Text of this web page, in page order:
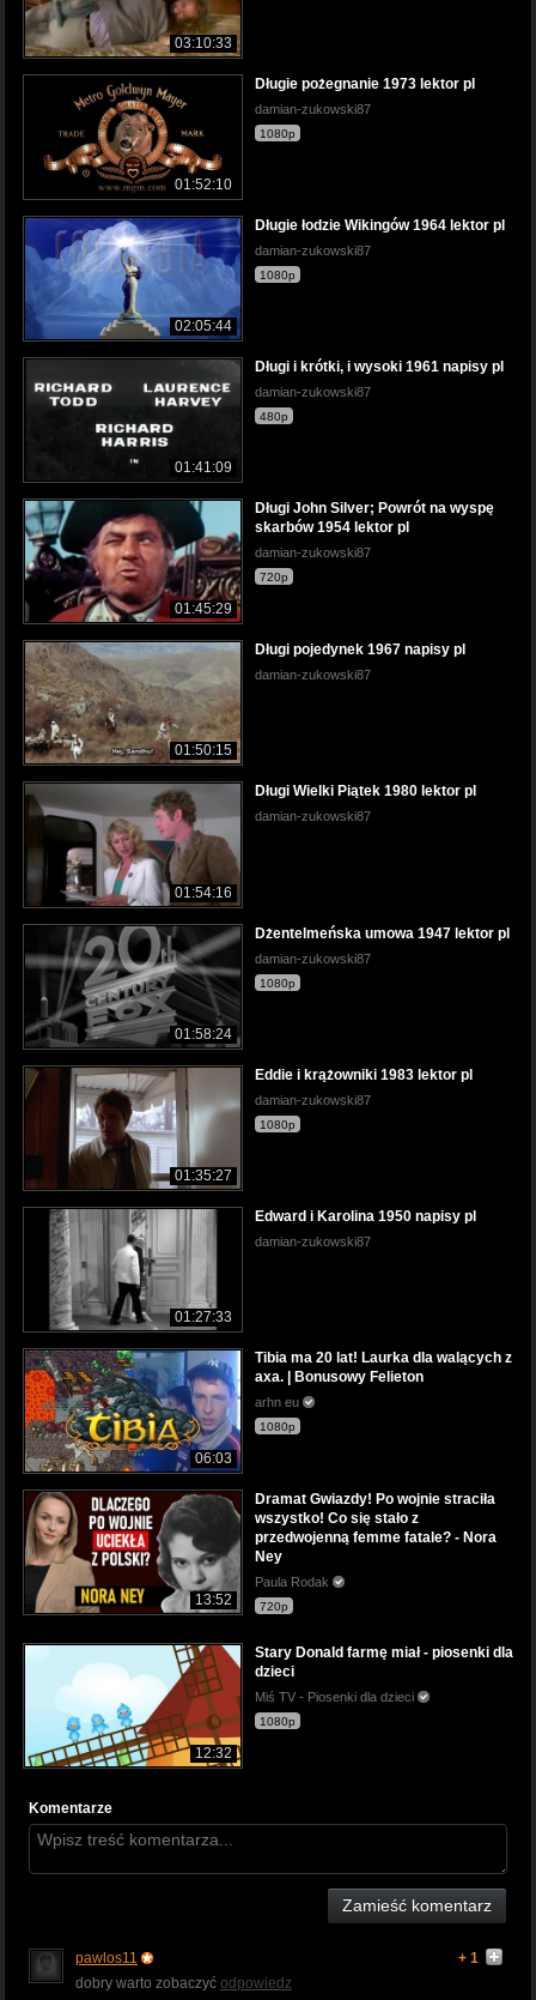
03:10:33
01:52:10
Długie pożegnanie 1973 lektor pl
damian-zukowski87
1080p
02:05:44
Długie łodzie Wikingów 1964 lektor pl
damian-zukowski87
1080p
01:41:09
Długi i krótki, i wysoki 1961 napisy pl
damian-zukowski87
480p
01:45:29
Długi John Silver; Powrót na wyspę
skarbów 1954 lektor pl
damian-zukowski87
720p
01:50:15
Długi pojedynek 1967 napisy pl
damian-zukowski87
01:54:16
Długi Wielki Piątek 1980 lektor pl
damian-zukowski87
01:58:24
Dżentelmeńska umowa 1947 lektor pl
damian-zukowski87
1080p
01:35:27
Eddie i krążowniki 1983 lektor pl
damian-zukowski87
1080p
01:27:33
Edward i Karolina 1950 napisy pl
damian-zukowski87
06:03
Tibia ma 20 lat! Laurka dla walących z
axa. | Bonusowy Felieton
arhn eu
1080p
13:52
Dramat Gwiazdy! Po wojnie straciła
wszystko! Co się stało z
przedwojenną femme fatale? - Nora
Ney
Paula Rodak
720p
12:32
Stary Donald farmę miał - piosenki dla
dzieci
Miś TV - Piosenki dla dzieci
1080p
Komentarze
Zamieść komentarz
pawlos11
+ 1
dobry warto zobaczyć odpowiedz